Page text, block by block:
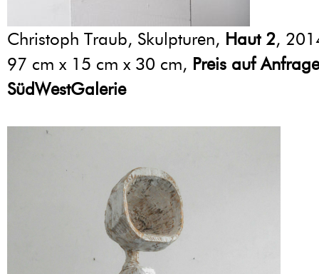
Christoph Traub, Skulpturen, Haut 2,
97 cm x 15 cm x 30 cm, Preis auf Anfrage
SüdWestGalerie